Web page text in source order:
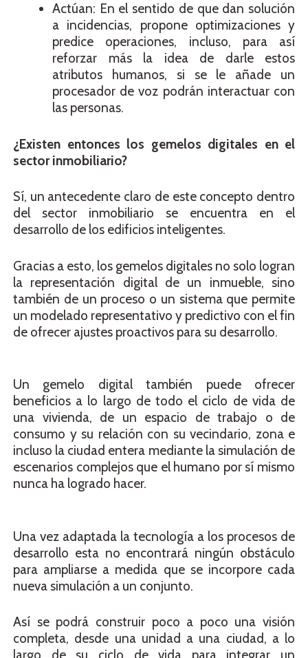
Actúan: En el sentido de que dan solución
a incidencias, propone optimizaciones y
predice operaciones, incluso, para así
reforzar más la idea de darle estos
atributos humanos, si se le añade un
procesador de voz podrán interactuar con
las personas.
¿Existen entonces los gemelos digitales en el
sector inmobiliario?
Sí, un antecedente claro de este concepto dentro
del sector inmobiliario se encuentra en el
desarrollo de los edificios inteligentes.
Gracias a esto, los gemelos digitales no solo logran
la representación digital de un inmueble, sino
también de un proceso o un sistema que permite
un modelado representativo y predictivo con el fin
de ofrecer ajustes proactivos para su desarrollo.
Un gemelo digital también puede ofrecer
beneficios a lo largo de todo el ciclo de vida de
una vivienda, de un espacio de trabajo o de
consumo y su relación con su vecindario, zona e
incluso la ciudad entera mediante la simulación de
escenarios complejos que el humano por sí mismo
nunca ha logrado hacer.
Una vez adaptada la tecnología a los procesos de
desarrollo esta no encontrará ningún obstáculo
para ampliarse a medida que se incorpore cada
nueva simulación a un conjunto.
Así se podrá construir poco a poco una visión
completa, desde una unidad a una ciudad, a lo